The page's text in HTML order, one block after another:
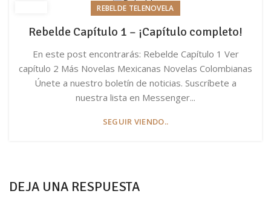
REBELDE TELENOVELA
Rebelde Capítulo 1 – ¡Capítulo completo!
En este post encontrarás: Rebelde Capítulo 1 Ver
capítulo 2 Más Novelas Mexicanas Novelas Colombianas
Únete a nuestro boletín de noticias. Suscríbete a
nuestra lista en Messenger...
SEGUIR VIENDO..
DEJA UNA RESPUESTA